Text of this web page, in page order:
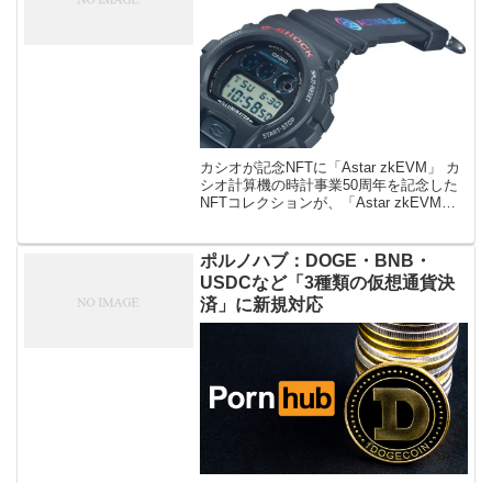
カシオが記念NFTに「Astar zkEVM」 カ
シオ計算機の時計事業50周年を記念した
NFTコレクションが、「Astar zkEVM
ポルノハブ：DOGE・BNB・
USDCなど「3種類の仮想通貨決
済」に新規対応